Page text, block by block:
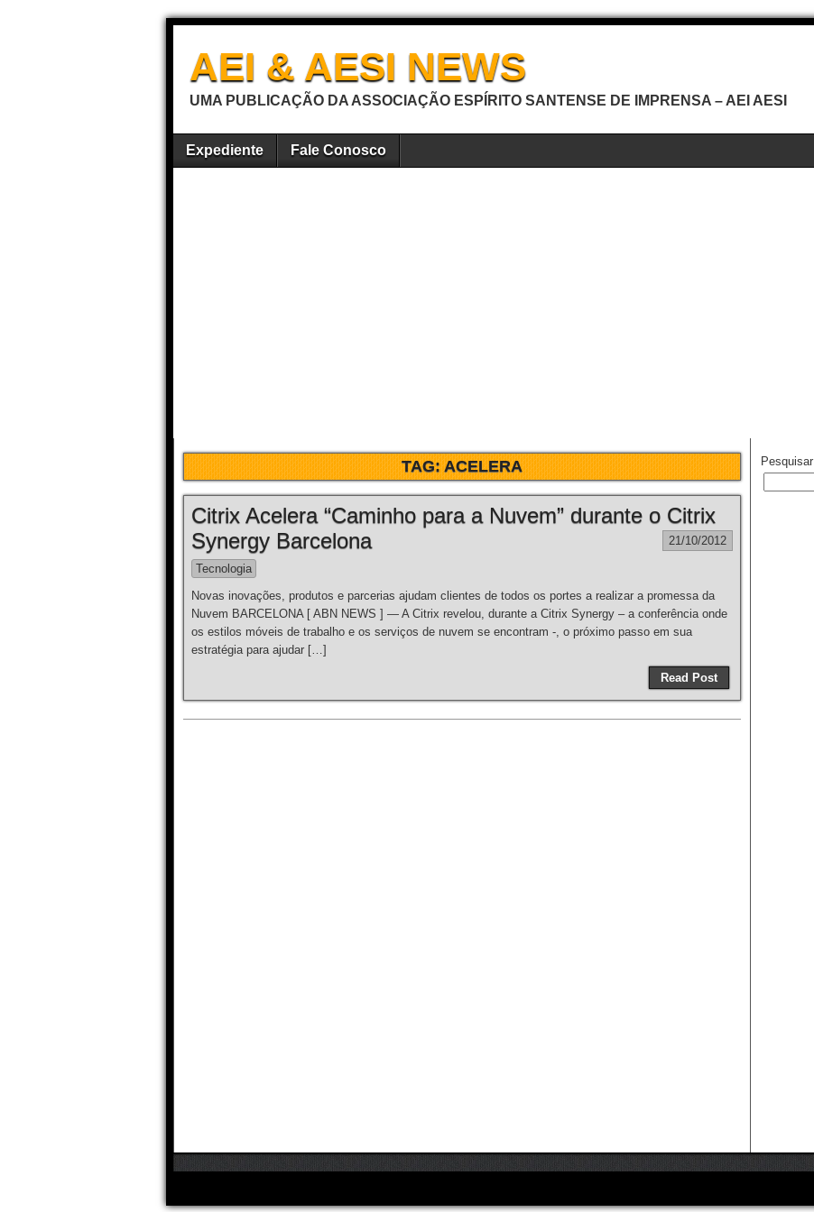
AEI & AESI NEWS
UMA PUBLICAÇÃO DA ASSOCIAÇÃO ESPÍRITO SANTENSE DE IMPRENSA – AEI AESI
Expediente Fale Conosco
TAG:ACELERA
Citrix Acelera “Caminho para a Nuvem” durante o Citrix
Synergy Barcelona
21/10/2012
Tecnologia
Novas inovações, produtos e parcerias ajudam clientes de todos os portes a realizar a promessa da
Nuvem BARCELONA [ ABN NEWS ] — A Citrix revelou, durante a Citrix Synergy – a conferência onde
os estilos móveis de trabalho e os serviços de nuvem se encontram -, o próximo passo em sua
estratégia para ajudar […]
Read Post
Pesquisar